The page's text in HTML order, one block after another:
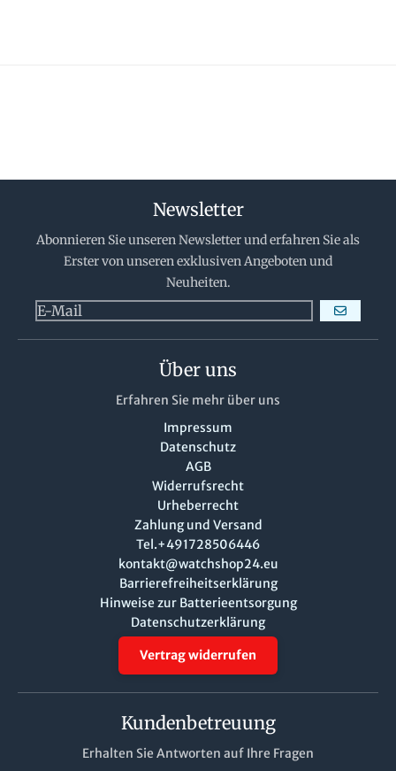
Newsletter
Abonnieren Sie unseren Newsletter und erfahren Sie als
Erster von unseren exklusiven Angeboten und
Neuheiten.
Über uns
Erfahren Sie mehr über uns
Impressum
Datenschutz
AGB
Widerrufsrecht
Urheberrecht
Zahlung und Versand
Tel.+491728506446
kontakt@watchshop24.eu
Barrierefreiheitserklärung
Hinweise zur Batterieentsorgung
Datenschutzerklärung
Vertrag widerrufen
Kundenbetreuung
Erhalten Sie Antworten auf Ihre Fragen